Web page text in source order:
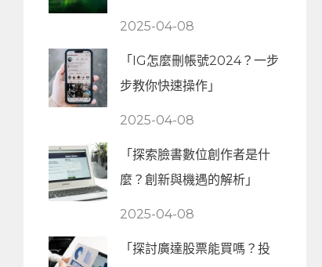
2025-04-08
「IG怎麼刪帳號2024？一步
步教你快速操作」
2025-04-08
「探索臉書數位創作者是什
麼？創新與機遇的解析」
2025-04-08
「探討廣達股票能買嗎？投